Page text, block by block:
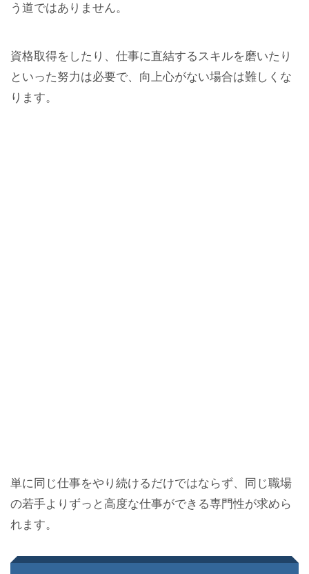
う道ではありません。
資格取得をしたり、仕事に直結するスキルを磨いたり
といった努力は必要で、向上心がない場合は難しくな
ります。
単に同じ仕事をやり続けるだけではならず、同じ職場
の若手よりずっと高度な仕事ができる専門性が求めら
れます。